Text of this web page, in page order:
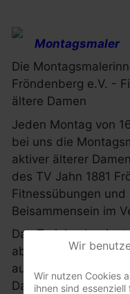
Montagsmaler
Die
Fröndenberg e.V. -
ältere Damen
Jeden Montag von
bei uns die
aktiver älterer
des TV Jahn 1881
Fitnessübungen
Beisammensein im
Das Training
auf die Bedürfnisse
Damen abgestimmt
Wir
Wir nutzen Cookies
ihnen sind